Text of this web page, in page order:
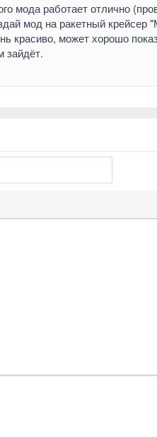
мода работает отлично
мод на ракетный крейсер
красиво, может хорошо
зайдёт.